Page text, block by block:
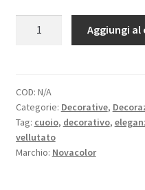
Decorativo
Tattile
quantità
Aggiungi al
COD: N/A
Categorie: Decorative,
Tag: cuoio, decorativo,
vellutato
Marchio: Novacolor